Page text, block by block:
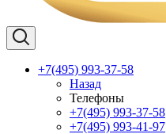
+7(495) 993-37-58
Назад
Телефоны
+7(495) 993-37-58
+7(495) 993-41-97